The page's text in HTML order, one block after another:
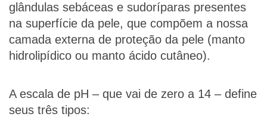
glândulas sebáceas e sudoríparas presentes
na superfície da pele, que compõem a nossa
camada externa de proteção da pele (manto
hidrolipídico ou manto ácido cutâneo).
A escala de pH – que vai de zero a 14 – define
seus três tipos: